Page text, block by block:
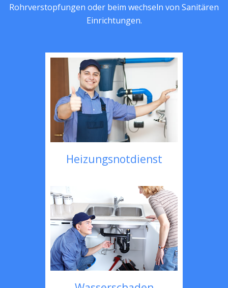
Rohrverstopfungen oder beim wechseln von Sanitären
Einrichtungen.
Heizungsnotdienst